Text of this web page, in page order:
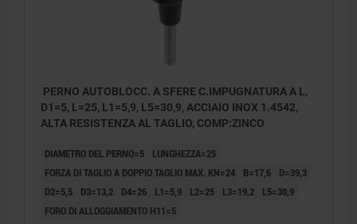
PERNO AUTOBLOCC. A SFERE C.IMPUGNATURA A L,
D1=5, L=25, L1=5,9, L5=30,9, ACCIAIO INOX 1.4542,
ALTA RESISTENZA AL TAGLIO, COMP:ZINCO
DIAMETRO DEL PERNO=5
LUNGHEZZA=25
FORZA DI TAGLIO A DOPPIO TAGLIO MAX. KN=24
B=17,6
D=39,3
D2=5,5
D3=13,2 D4=26 L1=5,9 L2=25 L3=19,2
L5=30,9
FORO DI ALLOGGIAMENTO H11=5